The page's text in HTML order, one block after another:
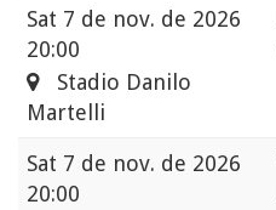
Sat 7 de nov. de 2026
20:00
Stadio Danilo
Martelli
Sat 7 de nov. de 2026
20:00